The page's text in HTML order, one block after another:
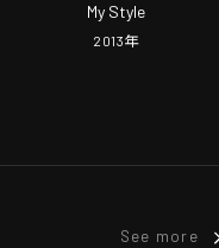
My Style
2013年
See more